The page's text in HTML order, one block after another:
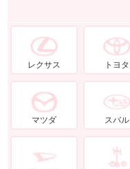
レクサス トヨタ
マツダ スバル